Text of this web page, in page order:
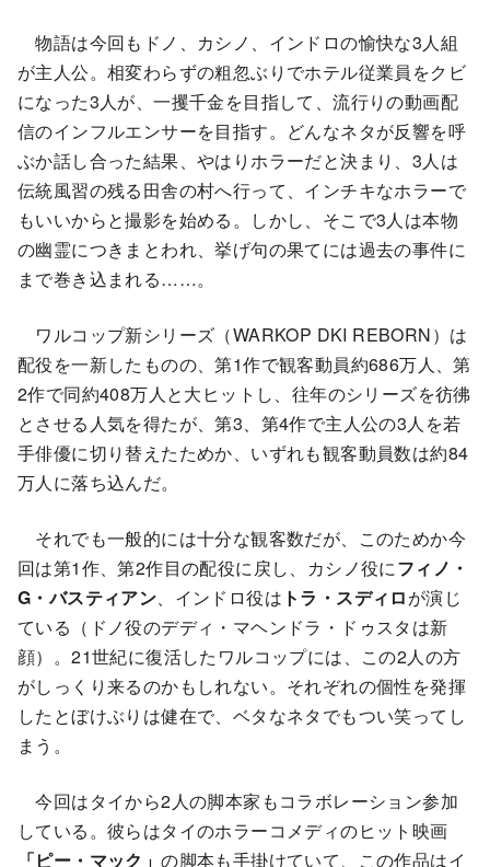
物語は今回もドノ、カシノ、インドロの愉快な3人組
が主人公。相変わらずの粗忽ぶりでホテル従業員をクビ
になった3人が、一攫千金を目指して、流行りの動画配
信のインフルエンサーを目指す。どんなネタが反響を呼
ぶか話し合った結果、やはりホラーだと決まり、3人は
伝統風習の残る田舎の村へ行って、インチキなホラーで
もいいからと撮影を始める。しかし、そこで3人は本物
の幽霊につきまとわれ、挙げ句の果てには過去の事件に
まで巻き込まれる……。
ワルコップ新シリーズ（WARKOP DKI REBORN）は
配役を一新したものの、第1作で観客動員約686万人、第
2作で同約408万人と大ヒットし、往年のシリーズを彷彿
とさせる人気を得たが、第3、第4作で主人公の3人を若
手俳優に切り替えたためか、いずれも観客動員数は約84
万人に落ち込んだ。
それでも一般的には十分な観客数だが、このためか今
回は第1作、第2作目の配役に戻し、カシノ役にフィノ・
G・バスティアン 、インドロ役は トラ・スディロが演じ
ている（ドノ役のデディ・マヘンドラ・ドゥスタは新
顔）。21世紀に復活したワルコップには、この2人の方
がしっくり来るのかもしれない。それぞれの個性を発揮
したとぼけぶりは健在で、ベタなネタでもつい笑ってし
まう。
今回はタイから2人の脚本家もコラボレーション参加
している。彼らはタイのホラーコメディのヒット映画
「ピー・マック」の脚本も手掛けていて、この作品はイ